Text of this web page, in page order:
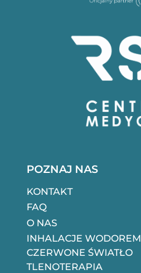
POZNAJ NAS
KONTAKT
FAQ
O NAS
INHALACJE WODOREM
CZERWONE ŚWIATŁO
TLENOTERAPIA